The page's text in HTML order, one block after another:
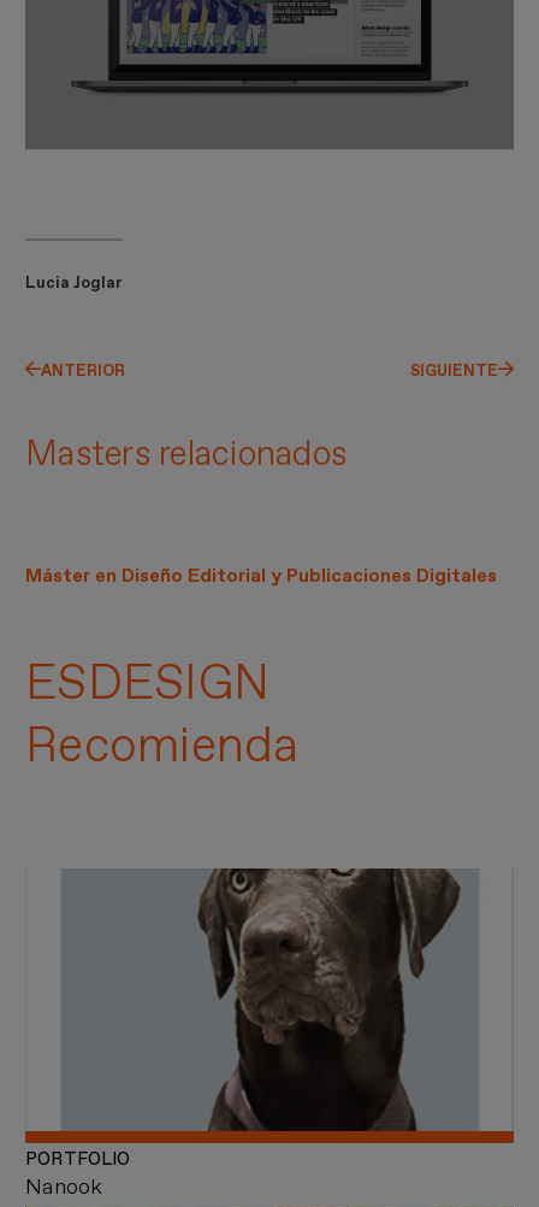
Lucia Joglar
ANTERIOR SIGUIENTE
Masters relacionados
Máster en Diseño Editorial y Publicaciones Digitales
ESDESIGN
Recomienda
Nanook
PORTFOLIO